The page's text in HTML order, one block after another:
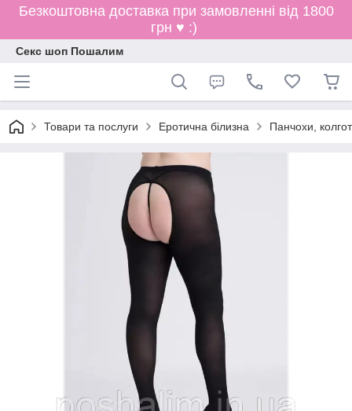
Безкоштовна доставка при замовленні від 1800
грн ♥ :)
Секс шоп Пошалим
Товари та послуги Еротична білизна Панчохи,